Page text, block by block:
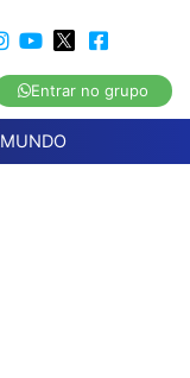
Entrar no grupo
MUNDO